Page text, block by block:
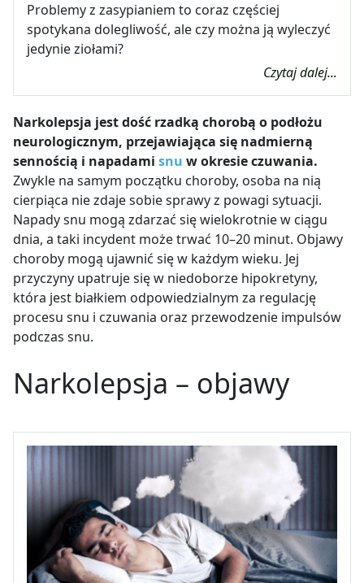
Problemy z zasypianiem to coraz częściej
spotykana dolegliwość, ale czy można ją wyleczyć
jedynie ziołami?
Czytaj dalej...
Narkolepsja jest dość rzadką chorobą o podłożu
neurologicznym, przejawiająca się nadmierną
sennością i napadami snu w okresie czuwania.
Zwykle na samym początku choroby, osoba na nią
cierpiąca nie zdaje sobie sprawy z powagi sytuacji.
Napady snu mogą zdarzać się wielokrotnie w ciągu
dnia, a taki incydent może trwać 10–20 minut. Objawy
choroby mogą ujawnić się w każdym wieku. Jej
przyczyny upatruje się w niedoborze hipokretyny,
która jest białkiem odpowiedzialnym za regulację
procesu snu i czuwania oraz przewodzenie impulsów
podczas snu.
Narkolepsja – objawy